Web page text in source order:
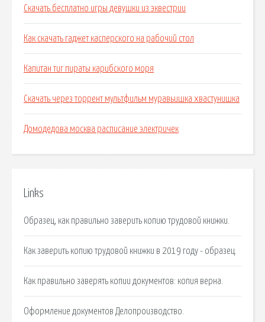
Скачать бесплатно игры девушки из эквестрии
Как скачать гаджет касперского на рабочий стол
Капитан тиг пираты карибского моря
Скачать через торрент мультфильм муравьишка хвастунишка
Домодедова москва расписание электричек
Links
Образец, как правильно заверить копию трудовой книжки.
Как заверить копию трудовой книжки в 2019 году - образец.
Как правильно заверять копии документов: копия верна.
Оформление документов Делопроизводство.